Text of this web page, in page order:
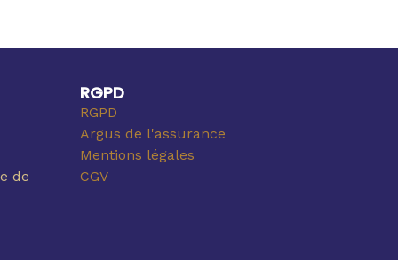
de
RGPD
RGPD
Argus de l'assurance
Mentions légales
CGV